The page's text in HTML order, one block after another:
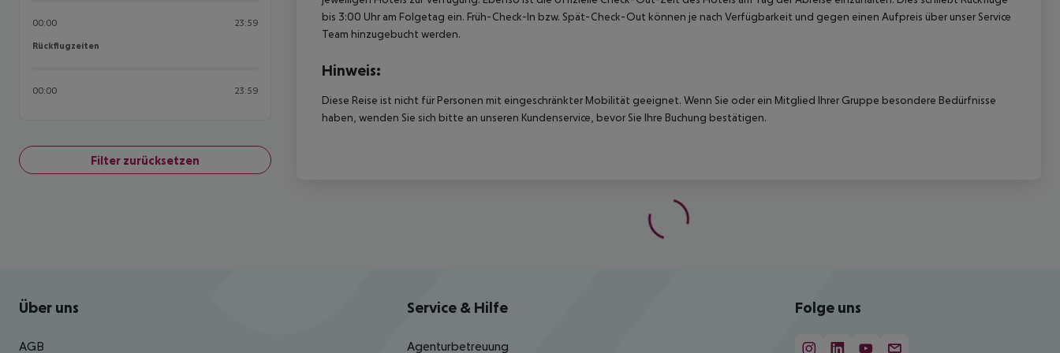
00:00 23:59
Rückflugzeiten
Rückflugzeiten
00:00 23:59
Filter zurücksetzen
bis 3:00 Uhr am Folgetag ein. Früh-Check-In bzw. Spät-Check-Out können je nach Verfügbarkeit und gegen einen Aufpreis über unser Service
Team hinzugebucht werden.
Hinweis:
Diese Reise ist nicht für Personen mit eingeschränkter Mobilität geeignet. Wenn Sie oder ein Mitglied Ihrer Gruppe besondere Bedürfnisse
haben, wenden Sie sich bitte an unseren Kundenservice, bevor Sie Ihre Buchung bestätigen.
Footer navigation
Über uns
AGB
Service & Hilfe
Agenturbetreuung
Folge uns